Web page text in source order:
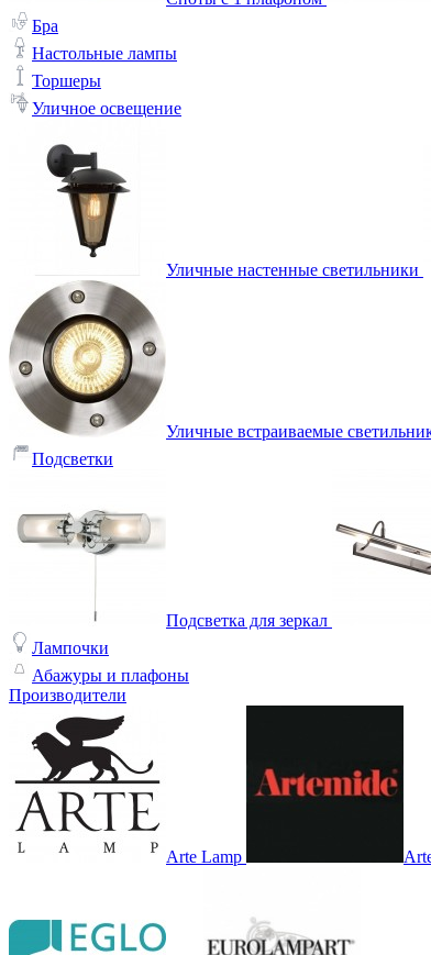
Бра
Настольные лампы
Торшеры
Уличное освещение
Уличные настенные светильники
Уличные встраиваемые
Подсветки
Подсветка для зеркал
Лампочки
Абажуры и плафоны
Производители
Arte Lamp